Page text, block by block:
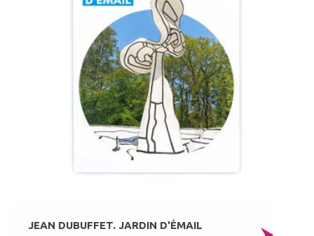
JEAN DUBUFFET. JARDIN D'ÉMAIL